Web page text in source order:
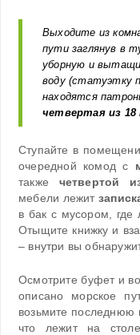
Выходите из
пути заглянув в
уборную и
воду (статуэтку
находятся
четвертая из 18
Ступайте в
очередной комод с
также четвертой
мебели лежит
в бак с мусором, где
Отыщите книжку и
– внутри вы
Осмотрите буфет и
описано морское
возьмите последнюю
что лежит на